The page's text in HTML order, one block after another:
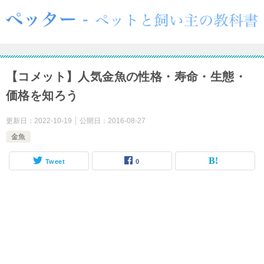
【コメット】人気金魚の性格・寿命・生態・
価格を知ろう
更新日： 2022-10-19 公開日： 2016-08-27
金魚
Tweet 0